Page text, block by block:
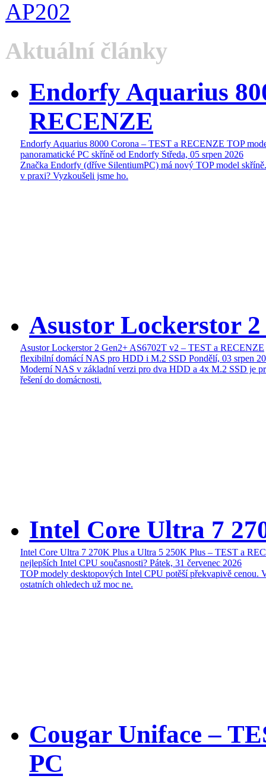
Aktuální články
Endorfy Aquarius
RECENZE
Endorfy Aquarius 8000 Corona – TEST a RECENZE TOP
panoramatické PC skříně od Endorfy Středa, 05 srpen 2026
Značka Endorfy (dříve SilentiumPC) má nový TOP model
v praxi? Vyzkoušeli jsme ho.
Asustor Lockerstor
Asustor Lockerstor 2 Gen2+ AS6702T v2 – TEST a RECENZE
flexibilní domácí NAS pro HDD i M.2 SSD Pondělí, 03 srpen
Moderní NAS v základní verzi pro dva HDD a 4x M.2 SSD je
řešení do domácnosti.
Intel Core Ultra 7
Intel Core Ultra 7 270K Plus a Ultra 5 250K Plus – TEST a
nejlepších Intel CPU současnosti? Pátek, 31 červenec 2026
TOP modely desktopových Intel CPU potěší překvapivě cenou.
ostatních ohledech už moc ne.
Cougar Uniface –
PC